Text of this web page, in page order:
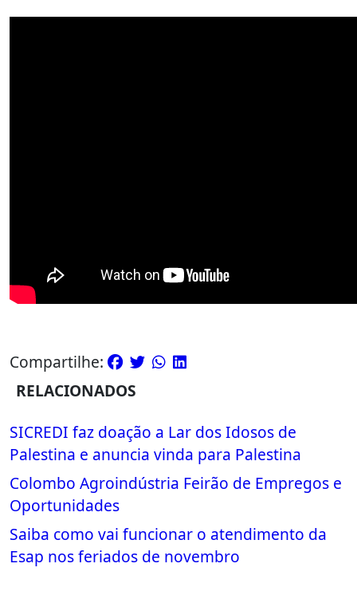
Compartilhe:
RELACIONADOS
SICREDI faz doação a Lar dos Idosos de
Palestina e anuncia vinda para Palestina
Colombo Agroindústria Feirão de Empregos e
Oportunidades
Saiba como vai funcionar o atendimento da
Esap nos feriados de novembro